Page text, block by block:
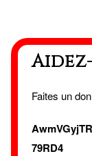
Faites un
79RD4